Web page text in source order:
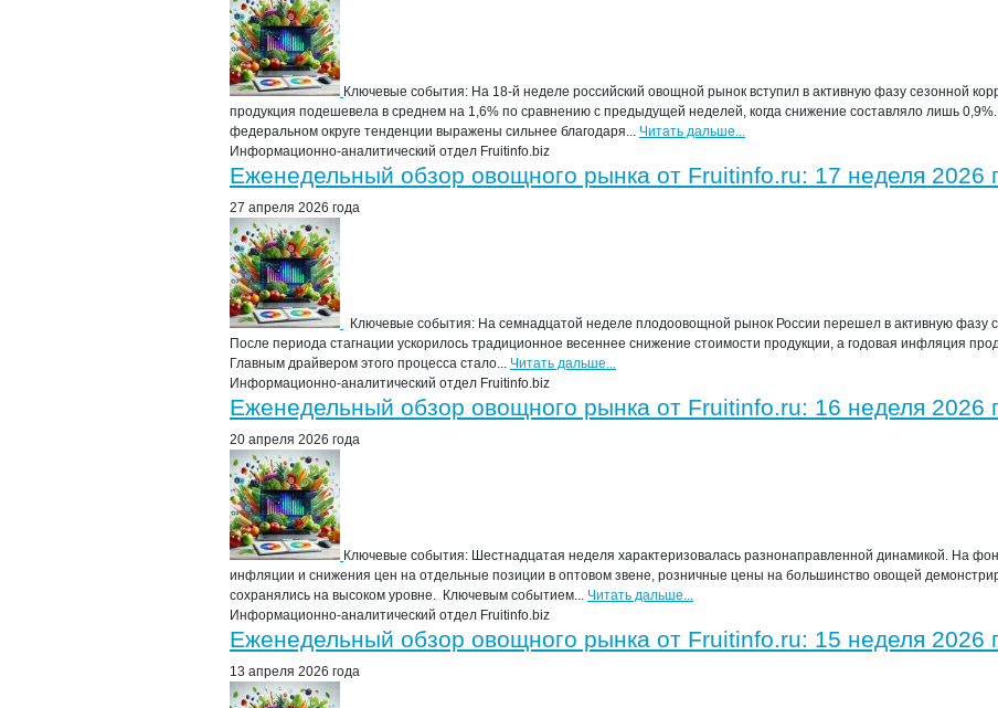
Ключевые события: На 18-й неделе российский овощной рынок вступил в активную фазу сезонной
продукция подешевела в среднем на 1,6% по сравнению с предыдущей неделей, когда снижение составляло лишь
федеральном округе тенденции выражены сильнее благодаря... Читать дальше...
Информационно-аналитический отдел Fruitinfo.biz
Еженедельный обзор овощного рынка от Fruitinfo.ru: 17 неделя 2026
27 апреля 2026 года
Ключевые события: На семнадцатой неделе плодоовощной рынок России перешел в активную фазу
После периода стагнации ускорилось традиционное весеннее снижение стоимости продукции, а годовая инфляция
Главным драйвером этого процесса стало... Читать дальше...
Информационно-аналитический отдел Fruitinfo.biz
Еженедельный обзор овощного рынка от Fruitinfo.ru: 16 неделя 2026
20 апреля 2026 года
Ключевые события: Шестнадцатая неделя характеризовалась разнонаправленной динамикой. На
инфляции и снижения цен на отдельные позиции в оптовом звене, розничные цены на большинство овощей
сохранялись на высоком уровне. Ключевым событием... Читать дальше...
Информационно-аналитический отдел Fruitinfo.biz
Еженедельный обзор овощного рынка от Fruitinfo.ru: 15 неделя 2026
13 апреля 2026 года